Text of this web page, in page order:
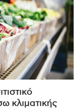
κλιματικής